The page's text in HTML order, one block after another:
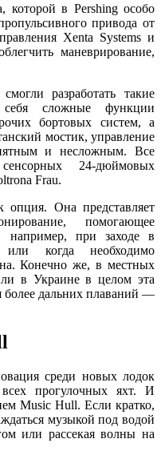
которой в Pershing особо
привода от
Xenta Systems и
маневрирование,
разработать такие
сложные функции
бортовых систем, а
мостик, управление
и несложным. Все
24-дюймовых
Frau.
опция. Она представляет
помогающее
например, при заходе в
когда необходимо
Конечно же, в местных
в Украине в целом эта
более дальних плаваний —
среди новых лодок
прогулочных яхт. И
Music Hull. Если кратко,
музыкой под водой
или рассекая волны на